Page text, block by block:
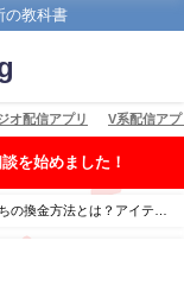
の教科書
オ配信アプリ V系配信アプ
を始めました！
の換金方法とは？アイテム